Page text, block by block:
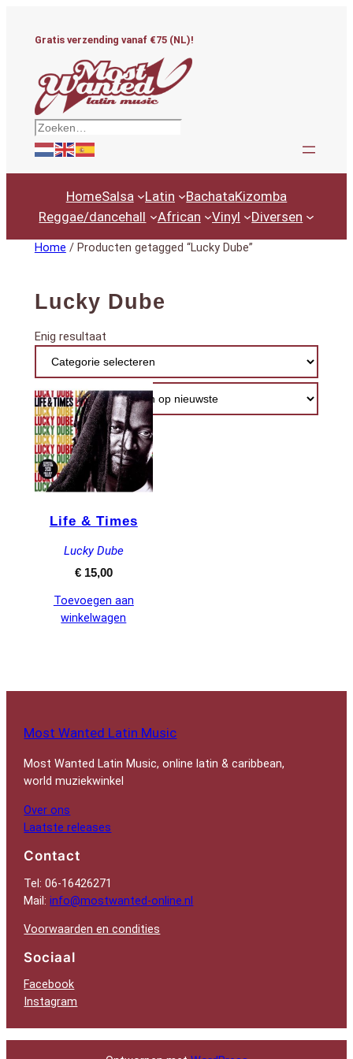
Gratis verzending vanaf €75 (NL)!
Zoeken
HomeSalsa Latin BachataKizomba
Reggae/dancehall
African Vinyl Diversen
Home / Producten getagged “Lucky Dube”
Lucky Dube
Enig resultaat
Life & Times
Lucky Dube
€15,00
Toevoegen aan
winkelwagen
Most Wanted Latin Music
Most Wanted Latin Music, online latin & caribbean,
world muziekwinkel
Over ons
Laatste releases
Contact
Tel: 06-16426271
Mail:info@mostwanted-online.nl
Voorwaarden en condities
Sociaal
Facebook
Instagram